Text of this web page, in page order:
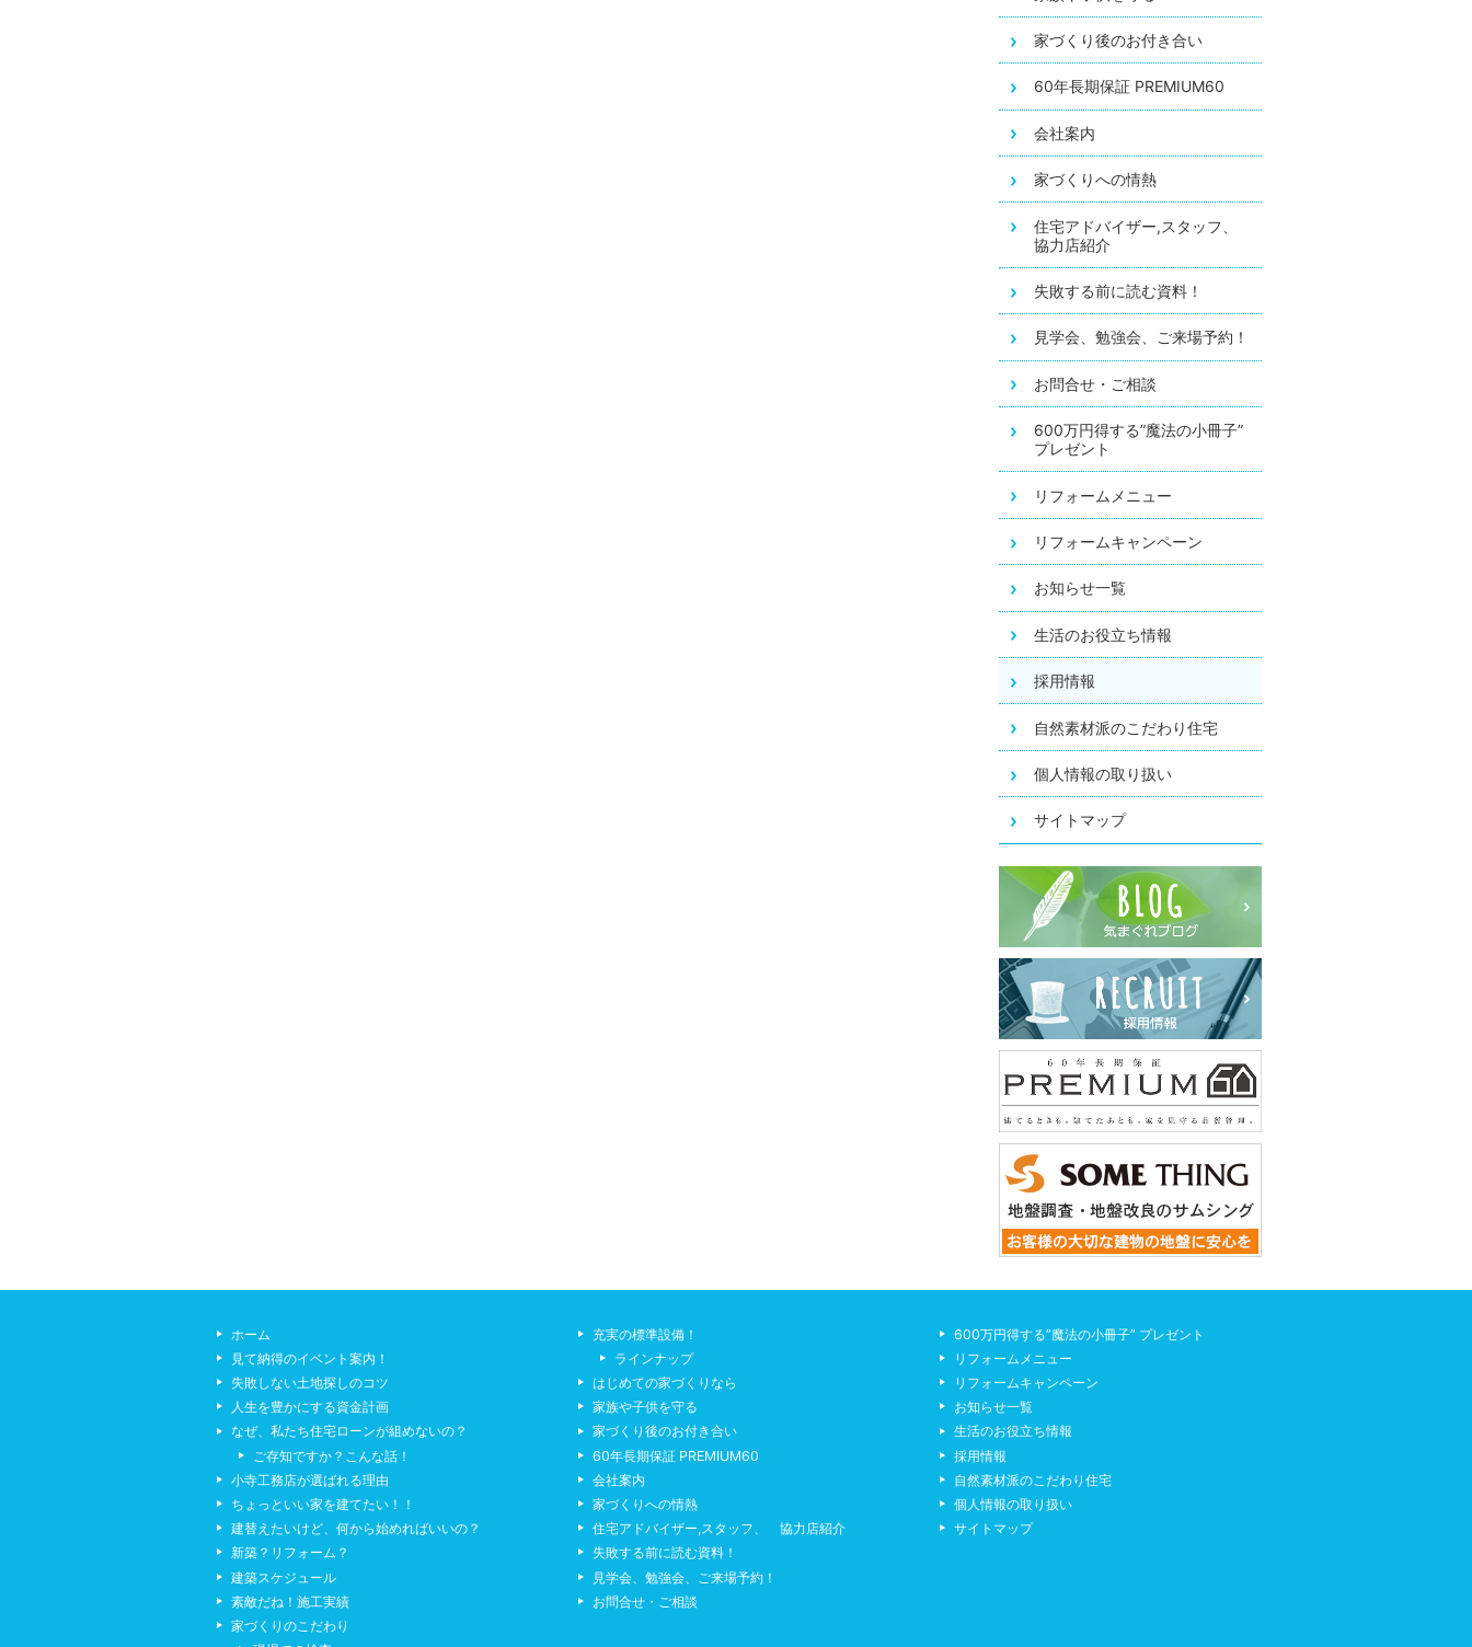
家づくり後のお付き合い
60年長期保証 PREMIUM60
会社案内
家づくりへの情熱
住宅アドバイザー,スタッフ、
協力店紹介
失敗する前に読む資料！
見学会、勉強会、ご来場予約！
お問合せ・ご相談
600万円得する”魔法の小冊子”
プレゼント
リフォームメニュー
リフォームキャンペーン
お知らせ一覧
生活のお役立ち情報
採用情報
自然素材派のこだわり住宅
個人情報の取り扱い
サイトマップ
ホーム
見て納得のイベント案内！
失敗しない土地探しのコツ
人生を豊かにする資金計画
なぜ、私たち住宅ローンが組めないの？
ご存知ですか？こんな話！
小寺工務店が選ばれる理由
ちょっといい家を建てたい！！
建替えたいけど、何から始めればいいの？
新築？リフォーム？
建築スケジュール
素敵だね！施工実績
家づくりのこだわり
充実の標準設備！
ラインナップ
はじめての家づくりなら
家族や子供を守る
家づくり後のお付き合い
60年長期保証 PREMIUM60
会社案内
家づくりへの情熱
住宅アドバイザー,スタッフ、 協力店紹介
失敗する前に読む資料！
見学会、勉強会、ご来場予約！
お問合せ・ご相談
600万円得する”魔法の小冊子” プレゼント
リフォームメニュー
リフォームキャンペーン
お知らせ一覧
生活のお役立ち情報
採用情報
自然素材派のこだわり住宅
個人情報の取り扱い
サイトマップ